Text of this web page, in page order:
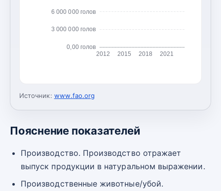
0,00 голов
3 000 000 голов
6 000 000 голов
2012 2015 2018 2021
Источник: www.fao.org
Пояснение показателей
Производство. Производство отражает
выпуск продукции в натуральном выражении.
Производственные животные/убой.